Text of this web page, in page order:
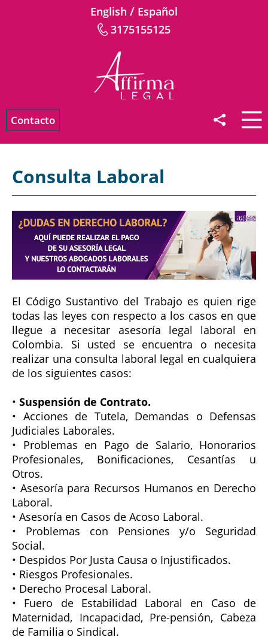
English / Español
3175155125
Contacto
Consulta Laboral
El Código Sustantivo del Trabajo es quien rige
todas las leyes con respecto a los casos en que
llegue a necesitar asesoría legal laboral en
Colombia. Si usted se encuentra o necesita
realizar una consulta laboral legal en cualquiera
de los siguientes casos:
• Suspensión de Contrato.
• Acciones de Tutela, Demandas o Defensas
Judiciales Laborales.
• Problemas en Pago de Salario, Honorarios
Profesionales, Bonificaciones, Cesantías u
Otros.
• Asesoría para Recursos Humanos en Derecho
Laboral.
• Asesoría en Casos de Acoso Laboral.
• Problemas con Pensiones y/o Seguridad
Social.
• Despidos Por Justa Causa o Injustificados.
• Riesgos Profesionales.
• Derecho Procesal Laboral.
• Fuero de Estabilidad Laboral en Caso de
Maternidad, Incapacidad, Pre-pensión, Cabeza
de Familia o Sindical.